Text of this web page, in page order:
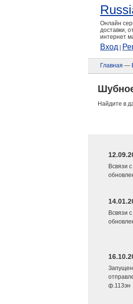
Онлайн
доставки,
интернет
Вход
Главная —
Найдите в
Всвязи
Всвязи
Запущен
ф.113эн